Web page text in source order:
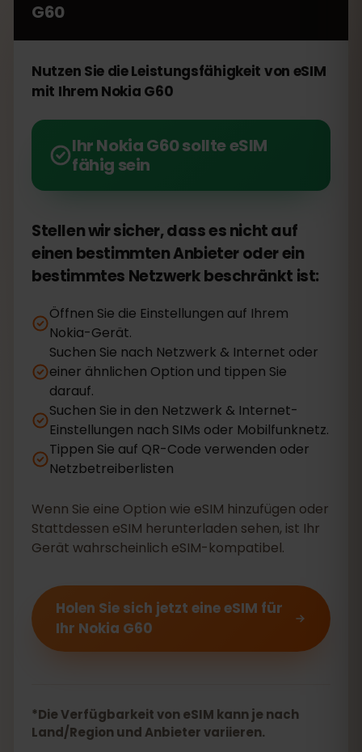
G60
Nutzen Sie die Leistungsfähigkeit von eSIM
mit Ihrem Nokia G60
Ihr Nokia G60 sollte eSIM
fähig sein
Stellen wir sicher, dass es nicht auf
einen bestimmten Anbieter oder ein
bestimmtes Netzwerk beschränkt ist:
Öffnen Sie die Einstellungen auf Ihrem
Nokia-Gerät.
Suchen Sie nach Netzwerk & Internet oder
einer ähnlichen Option und tippen Sie
darauf.
Suchen Sie in den Netzwerk & Internet-
Einstellungen nach SIMs oder Mobilfunknetz.
Tippen Sie auf QR-Code verwenden oder
Netzbetreiberlisten
Wenn Sie eine Option wie eSIM hinzufügen oder
Stattdessen eSIM herunterladen sehen, ist Ihr
Gerät wahrscheinlich eSIM-kompatibel.
Holen Sie sich jetzt eine eSIM für
Ihr Nokia G60
*Die Verfügbarkeit von eSIM kann je nach
Land/Region und Anbieter variieren.